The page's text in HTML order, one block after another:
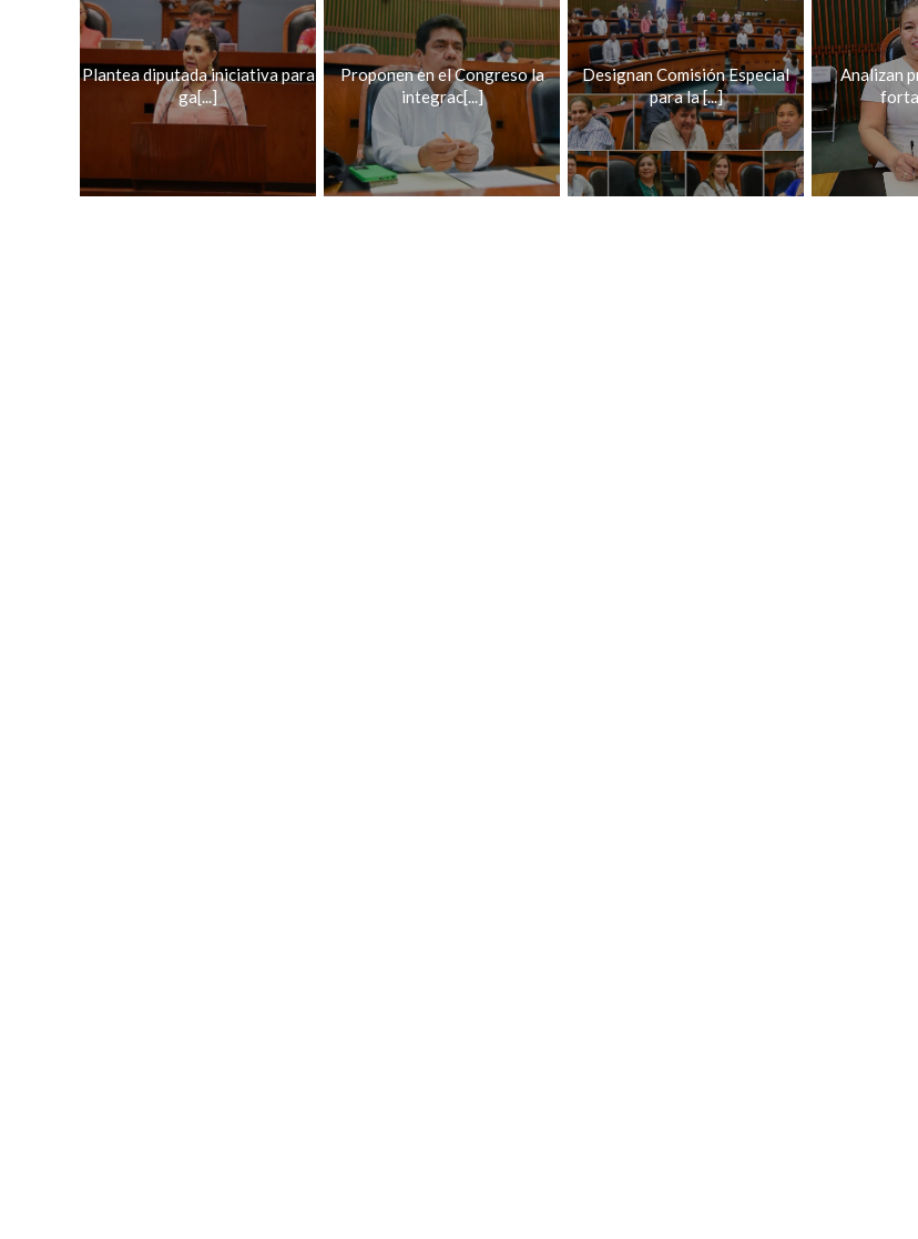
Plantea diputada iniciativa para
ga[...]
Proponen en el Congreso la
integrac[...]
Designan Comisión Especial
para la [...]
Analizan